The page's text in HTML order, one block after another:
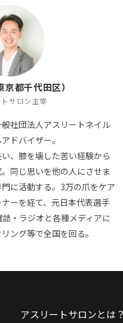
都千代田区）
サロン主宰
社団法人アスリートネイル
ドバイザー。
、膝を壊した苦い経験から
同じ思いを他の人にさせま
に活動する。3万の爪をケア
ーを経て、元日本代表選手
・ラジオと各種メディアに
ング等で全国を回る。
アスリートサロンとは？